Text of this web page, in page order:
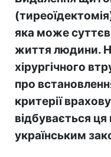
яка може
життя людини.
хірургічного
про
критерії
відбувається
українським